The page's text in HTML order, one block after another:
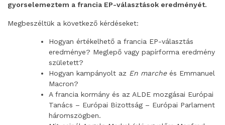
gyorselemeztem a francia EP-választások eredményét.
Megbeszéltük a következő kérdéseket:
Hogyan értékelhető a francia EP-választás
eredménye? Meglepő vagy papírforma eredmény
született?
Hogyan kampányolt az En marche és Emmanuel
Macron?
A francia kormány és az ALDE mozgásai Európai
Tanács – Európai Bizottság – Európai Parlament
háromszögben.